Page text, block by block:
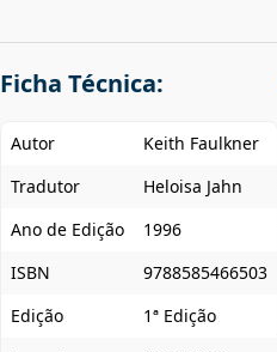
Ficha Técnica:
Autor
Keith Faulkner
Tradutor
Heloisa Jahn
Ano de Edição
1996
ISBN
9788585466503
Edição
1ª Edição